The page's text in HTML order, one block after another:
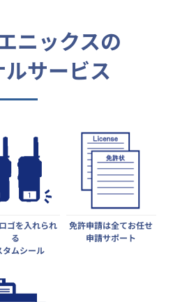
ニックスの
サービス
ゴを入れられ
る
タムシール
免許申請は全てお任せ
申請サポート